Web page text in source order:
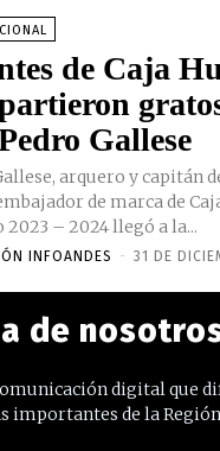
de Caja
Gallese
arquero y capitán
de marca de
– 2024 llegó a la...
INFOANDES - 31 DE
de
digital que
importantes de la